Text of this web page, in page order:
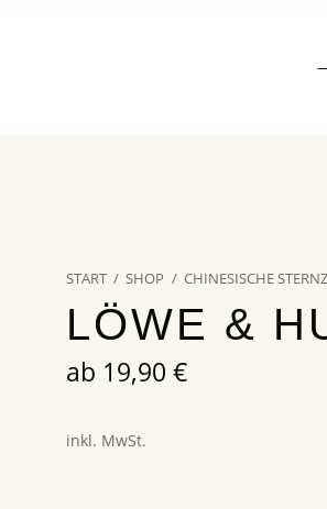
START / SHOP / CHINESISCHE
LÖWE &
ab 19,90 €
inkl. MwSt.